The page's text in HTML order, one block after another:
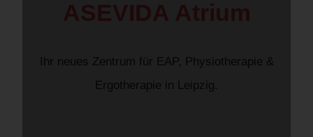
Ihr neues Zentrum für EAP, Physiotherapie &
Ergotherapie in Leipzig.